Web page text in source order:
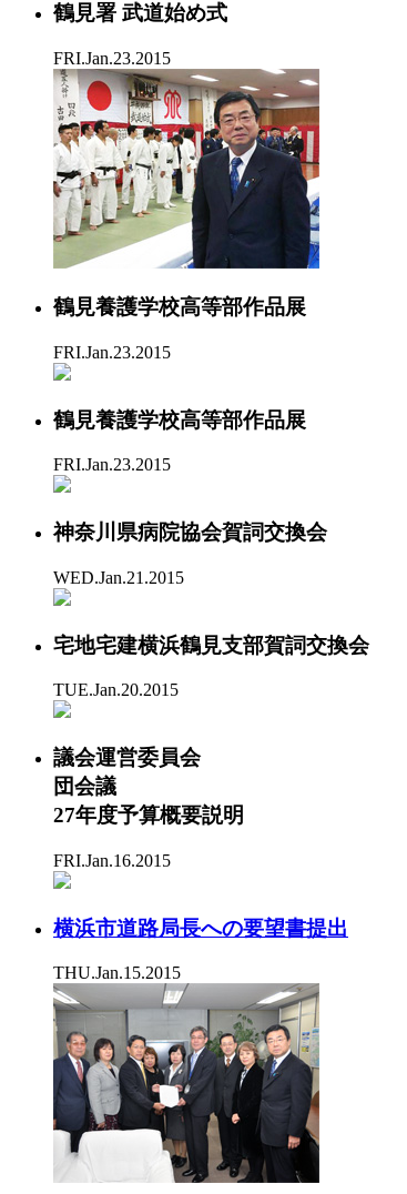
鶴見署 武道始め式
FRI.Jan.23.2015
鶴見養護学校高等部作品展
FRI.Jan.23.2015
鶴見養護学校高等部作品展
FRI.Jan.23.2015
神奈川県病院協会賀詞交換会
WED.Jan.21.2015
宅地宅建横浜鶴見支部賀詞交換会
TUE.Jan.20.2015
議会運営委員会
団会議
27年度予算概要説明
FRI.Jan.16.2015
横浜市道路局長への要望書提出
THU.Jan.15.2015